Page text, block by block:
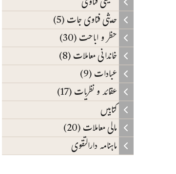
حدیثی فتاوی جات (5)
حظر و اباحت (30)
خاندانی معاملات (8)
عبادات (9)
عقائد و نظریات (17)
کتابیں
مالی معاملات (20)
ماہنامہ دارالتقوی